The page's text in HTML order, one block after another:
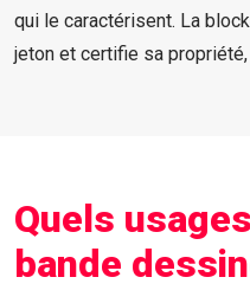
qui le caractérisent. La
jeton et certifie sa
Quels
bande